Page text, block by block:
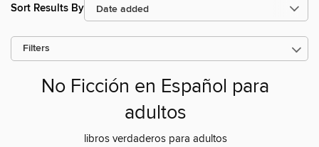
Sort Results By
Filters
No Ficción en Español para
adultos
libros verdaderos para adultos